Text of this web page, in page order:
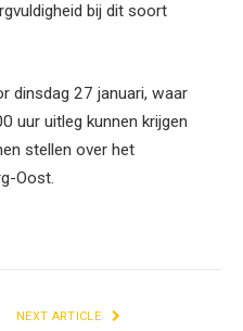
bij dit soort
dinsdag 27 januari, waar
uur uitleg kunnen krijgen
stellen over het
Oost.
NEXT ARTICLE